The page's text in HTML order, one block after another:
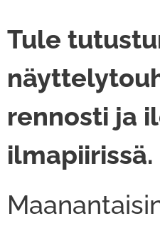
Tule
rennosti ja
ilmapiirissä.